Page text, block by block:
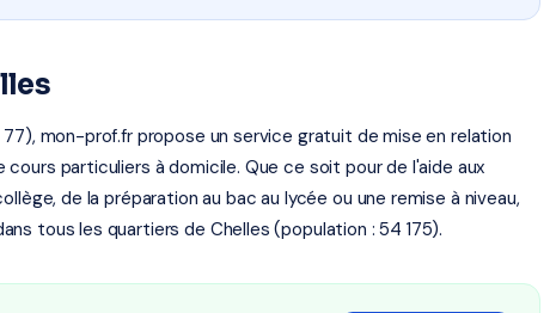
mon-prof.fr propose un service gratuit de mise en relation
particuliers à domicile. Que ce soit pour de l'aide aux
de la préparation au bac au lycée ou une remise à niveau,
tous les quartiers de Chelles (population : 54 175).